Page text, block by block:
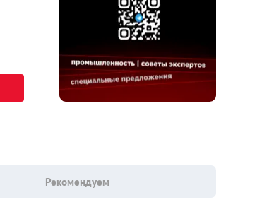
Рекомендуем